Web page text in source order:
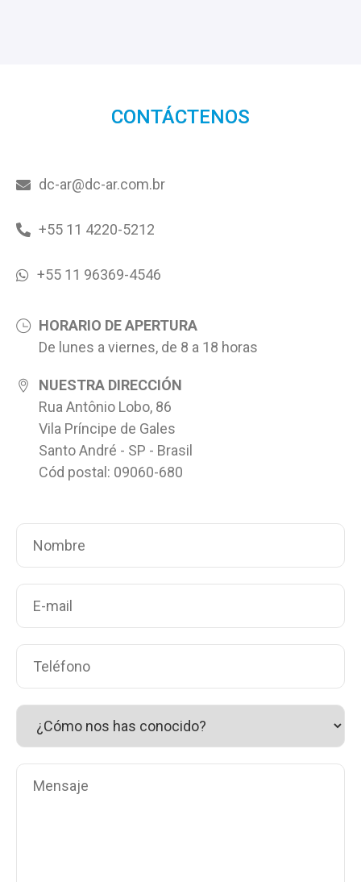
CONTÁCTENOS
dc-ar@dc-ar.com.br
+55 11 4220-5212
+55 11 96369-4546
HORARIO DE APERTURA
De lunes a viernes, de 8 a 18 horas
NUESTRA DIRECCIÓN
Rua Antônio Lobo, 86
Vila Príncipe de Gales
Santo André - SP - Brasil
Cód postal: 09060-680